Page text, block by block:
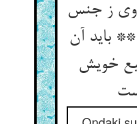
وی ز جنس
باید آن
خویش